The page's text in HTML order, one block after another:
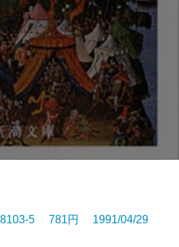
5 781円 1991/04/29